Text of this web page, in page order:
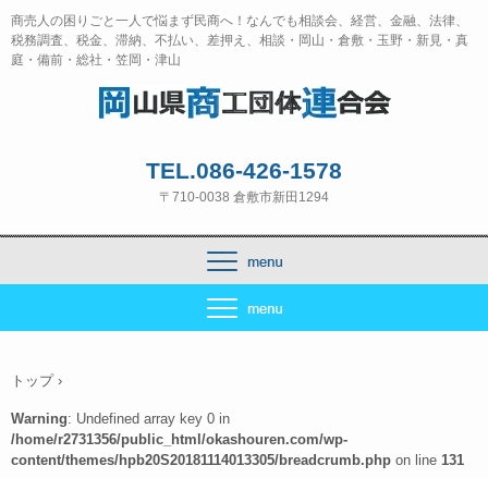
商売人の困りごと一人で悩まず民商へ！なんでも相談会、経営、金融、法律、
税務調査、税金、滞納、不払い、差押え、相談・岡山・倉敷・玉野・新見・真
庭・備前・総社・笠岡・津山
TEL.086-426-1578
〒710-0038 倉敷市新田1294
トップ ›
Warning: Undefined array key 0 in
/home/r2731356/public_html/okashouren.com/wp-
content/themes/hpb20S20181114013305/breadcrumb.php on line 131